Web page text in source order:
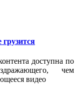
грузится
доступна по
чем
видео